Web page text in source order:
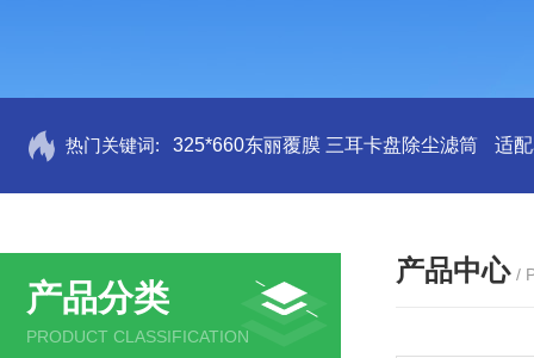
热门关键词: 325*660东丽覆膜 三耳卡盘除尘滤筒 适
产品分类
PRODUCT CLASSIFICATION
产品中心 /